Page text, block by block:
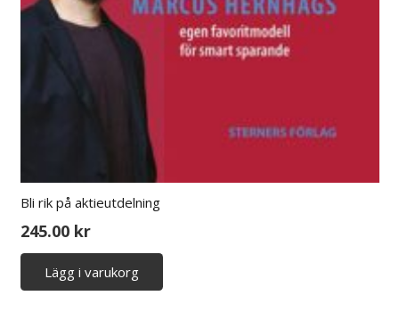
Bli rik på aktieutdelning
245.00 kr
Lägg i varukorg